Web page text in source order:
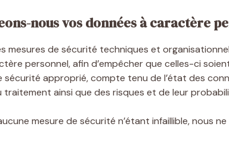
nous vos données à caractère
mesures de sécurité techniques et
personnel, afin d’empêcher que celles-ci
sécurité approprié, compte tenu de l’état des
ainsi que des risques et de leur
mesure de sécurité n’étant infaillible, nous